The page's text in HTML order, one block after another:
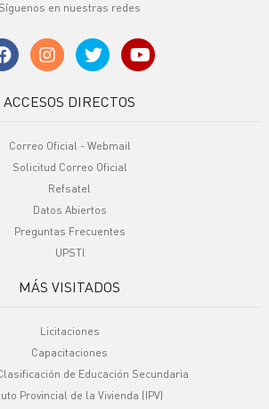
Síguenos en nuestras redes
ACCESOS DIRECTOS
Correo Oficial - Webmail
Solicitud Correo Oficial
Refsatel
Datos Abiertos
Preguntas Frecuentes
UPSTI
MÁS VISITADOS
Licitaciones
Capacitaciones
de Educación Secundaria
Provincial de la Vivienda (IPV)